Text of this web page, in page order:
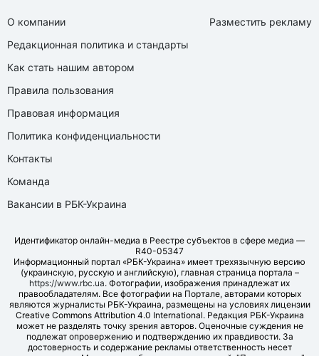
О компании
Редакционная политика и стандарты
Как стать нашим автором
Правила пользования
Правовая информация
Политика конфиденциальности
Контакты
Команда
Вакансии в РБК-Украина
Разместить рекламу
Идентификатор онлайн-медиа в Реестре субъектов в сфере медиа —
R40-05347
Информационный портал «РБК-Украина» имеет трехязычную версию
(украинскую, русскую и английскую), главная страница портала –
https://www.rbc.ua. Фотографии, изображения принадлежат их
правообладателям. Все фотографии на Портале, авторами которых
являются журналисты РБК-Украина, размещены на условиях лицензии
Creative Commons Attribution 4.0 International. Редакция РБК-Украина
может не разделять точку зрения авторов. Оценочные суждения не
подлежат опровержению и подтверждению их правдивости. За
достоверность и содержание рекламы ответственность несет